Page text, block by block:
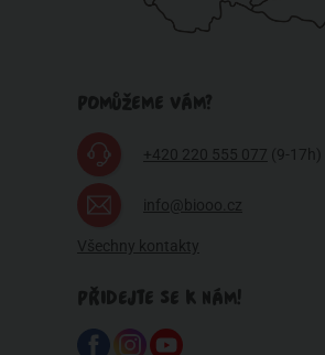
POMŮŽEME VÁM?
+420 220 555 077 (9-17h)
info@biooo.cz
Všechny kontakty
PŘIDEJTE SE K NÁM!